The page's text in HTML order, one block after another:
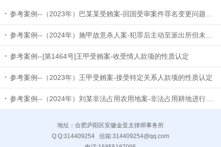
参考案例--[第1464号]王甲受贿案-收受情人款项的性质认定
参考案例--（2023年）王甲受贿案-接受特定关系人款项的性质认定
地址：合肥庐阳区安徽金亚太律师事务所
Q Q:314409254 信箱:314409254@qq.com